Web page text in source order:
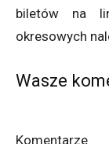
biletów na
okresowych
Wasze
Komentarze